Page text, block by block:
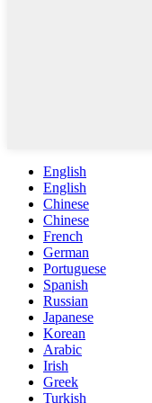
English
English
Chinese
Chinese
French
German
Portuguese
Spanish
Russian
Japanese
Korean
Arabic
Irish
Greek
Turkish